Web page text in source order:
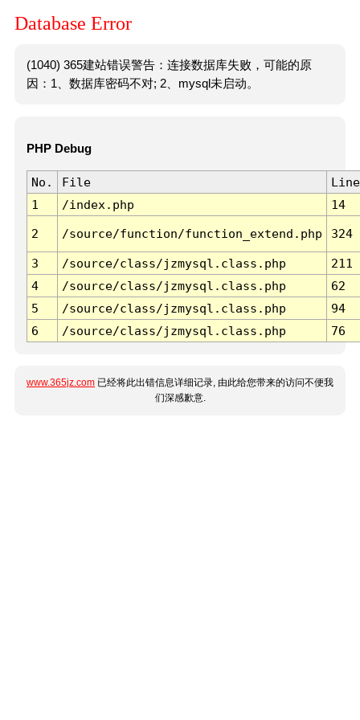
Database Error
(1040) 365建站错误警告：连接数据库失败，可能的原
因：1、数据库密码不对; 2、mysql未启动。
PHP Debug
No. File
Line
1
/index.php 14
2 /source/function/function_extend.php 324
3 /source/class/jzmysql.class.php
211
4
/source/class/jzmysql.class.php
62
5
/source/class/jzmysql.class.php
94
6
/source/class/jzmysql.class.php 76
www.365jz.com 已经将此出错信息详细记录, 由此给您带来的访问不便我
们深感歉意.